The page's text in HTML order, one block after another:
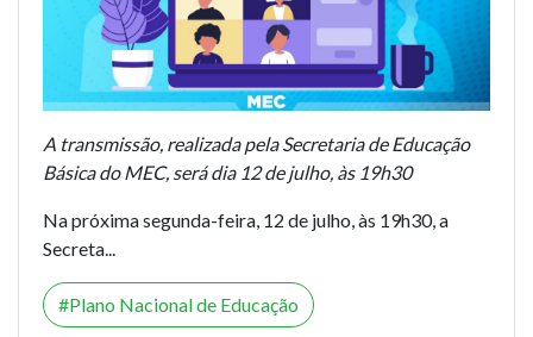
A transmissão, realizada pela Secretaria de Educação
Básica do MEC, será dia 12 de julho, às 19h30
Na próxima segunda-feira, 12 de julho, às 19h30, a
Secreta...
Plano Nacional de Educação